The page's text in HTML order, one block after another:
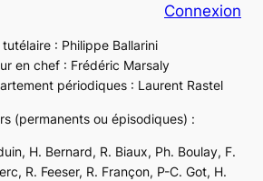
Connexion
tutélaire : Philippe Ballarini
en chef : Frédéric Marsaly
périodiques : Laurent Rastel
(permanents ou épisodiques) :
H. Bernard, R. Biaux, Ph. Boulay, F.
R. Feeser, R. Françon, P-C. Got, H.